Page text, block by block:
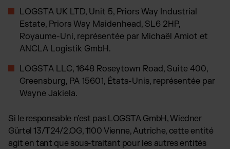
LOGSTA UK LTD, Unit 5, Priors Way Industrial
Estate, Priors Way Maidenhead, SL6 2HP,
Royaume-Uni, représentée par Michaël Amiot et
ANCLA Logistik GmbH.
LOGSTA LLC, 1648 Roseytown Road, Suite 400,
Greensburg, PA 15601, États-Unis, représentée par
Wayne Jakiela.
Si le responsable n’est pas LOGSTA GmbH, Wiedner
Gürtel 13/T24/2.OG, 1100 Vienne, Autriche, cette entité
agit en tant que sous-traitant pour les autres entités